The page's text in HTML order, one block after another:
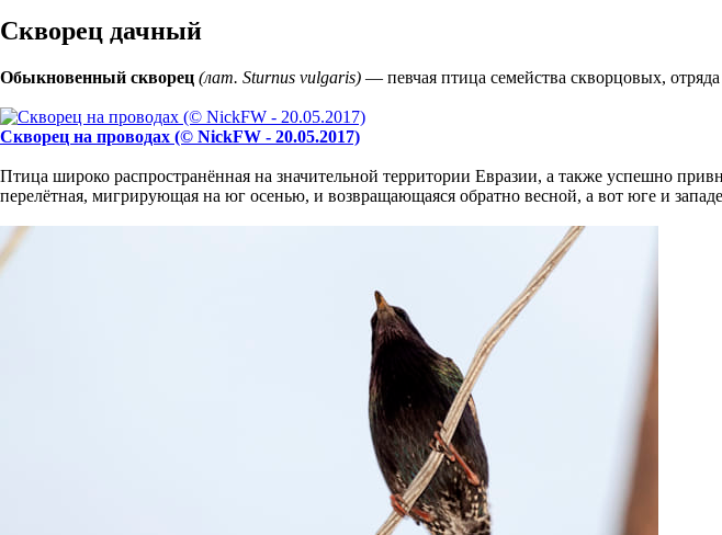
Скворец дачный
Обыкновенный скворец (лат. Sturnus vulgaris) — певчая птица семейства скворцовых,
Скворец на проводах (© NickFW - 20.05.2017)
Птица широко распространённая на значительной территории Евразии, а также успешно
перелётная, мигрирующая на юг осенью, и возвращающаяся обратно весной, а вот юге и